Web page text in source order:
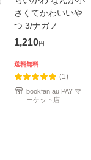
さくてかわいいや
つ 3/ナガノ
1,210円
送料無料
(1)
bookfan au PAY マ
ーケット店